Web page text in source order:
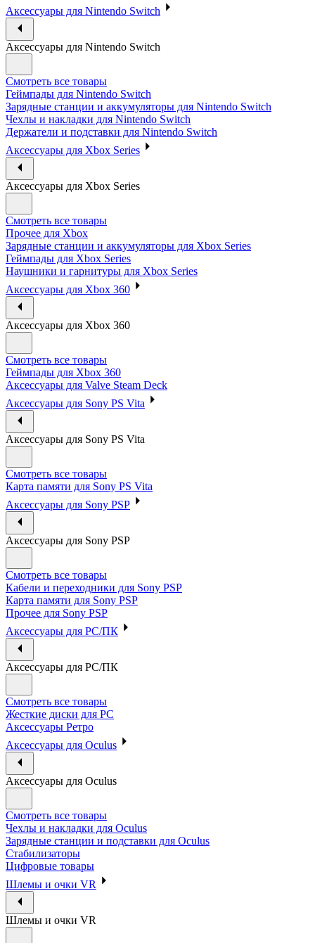
Аксессуары для Nintendo Switch
Аксессуары для Nintendo Switch
Смотреть все товары
Геймпады для Nintendo Switch
Зарядные станции и аккумуляторы для Nintendo Switch
Чехлы и накладки для Nintendo Switch
Держатели и подставки для Nintendo Switch
Аксессуары для Xbox Series
Аксессуары для Xbox Series
Смотреть все товары
Прочее для Xbox
Зарядные станции и аккумуляторы для Xbox Series
Геймпады для Xbox Series
Наушники и гарнитуры для Xbox Series
Аксессуары для Xbox 360
Аксессуары для Xbox 360
Смотреть все товары
Геймпады для Xbox 360
Аксессуары для Valve Steam Deck
Аксессуары для Sony PS Vita
Аксессуары для Sony PS Vita
Смотреть все товары
Карта памяти для Sony PS Vita
Аксессуары для Sony PSP
Аксессуары для Sony PSP
Смотреть все товары
Кабели и переходники для Sony PSP
Карта памяти для Sony PSP
Прочее для Sony PSP
Аксессуары для PC/ПК
Аксессуары для PC/ПК
Смотреть все товары
Жесткие диски для PC
Аксессуары Ретро
Аксессуары для Oculus
Аксессуары для Oculus
Смотреть все товары
Чехлы и накладки для Oculus
Зарядные станции и подставки для Oculus
Стабилизаторы
Цифровые товары
Шлемы и очки VR
Шлемы и очки VR